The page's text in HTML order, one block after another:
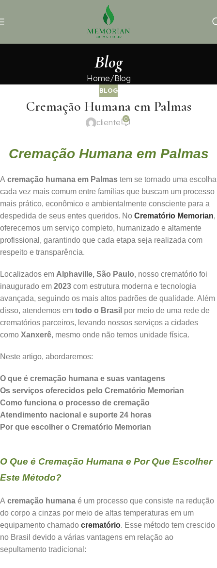
Blog
Home Blog
BLOG
Cremação Humana em Palmas
cliente 0
Cremação Humana em Palmas
A cremação humana em Palmas tem se tornado uma escolha
cada vez mais comum entre famílias que buscam um processo
mais prático, econômico e ambientalmente consciente para a
despedida de seus entes queridos. No Crematório Memorian,
oferecemos um serviço completo, humanizado e altamente
profissional, garantindo que cada etapa seja realizada com
respeito e transparência.
Localizados em Alphaville, São Paulo, nosso crematório foi
inaugurado em 2023 com estrutura moderna e tecnologia
avançada, seguindo os mais altos padrões de qualidade. Além
disso, atendemos em todo o Brasil por meio de uma rede de
crematórios parceiros, levando nossos serviços a cidades
como Xanxerê, mesmo onde não temos unidade física.
Neste artigo, abordaremos:
O que é cremação humana e suas vantagens
Os serviços oferecidos pelo Crematório Memorian
Como funciona o processo de cremação
Atendimento nacional e suporte 24 horas
Por que escolher o Crematório Memorian
O Que é Cremação Humana e Por Que Escolher
Este Método?
A cremação humana é um processo que consiste na redução
do corpo a cinzas por meio de altas temperaturas em um
equipamento chamado crematório. Esse método tem crescido
no Brasil devido a várias vantagens em relação ao
sepultamento tradicional: